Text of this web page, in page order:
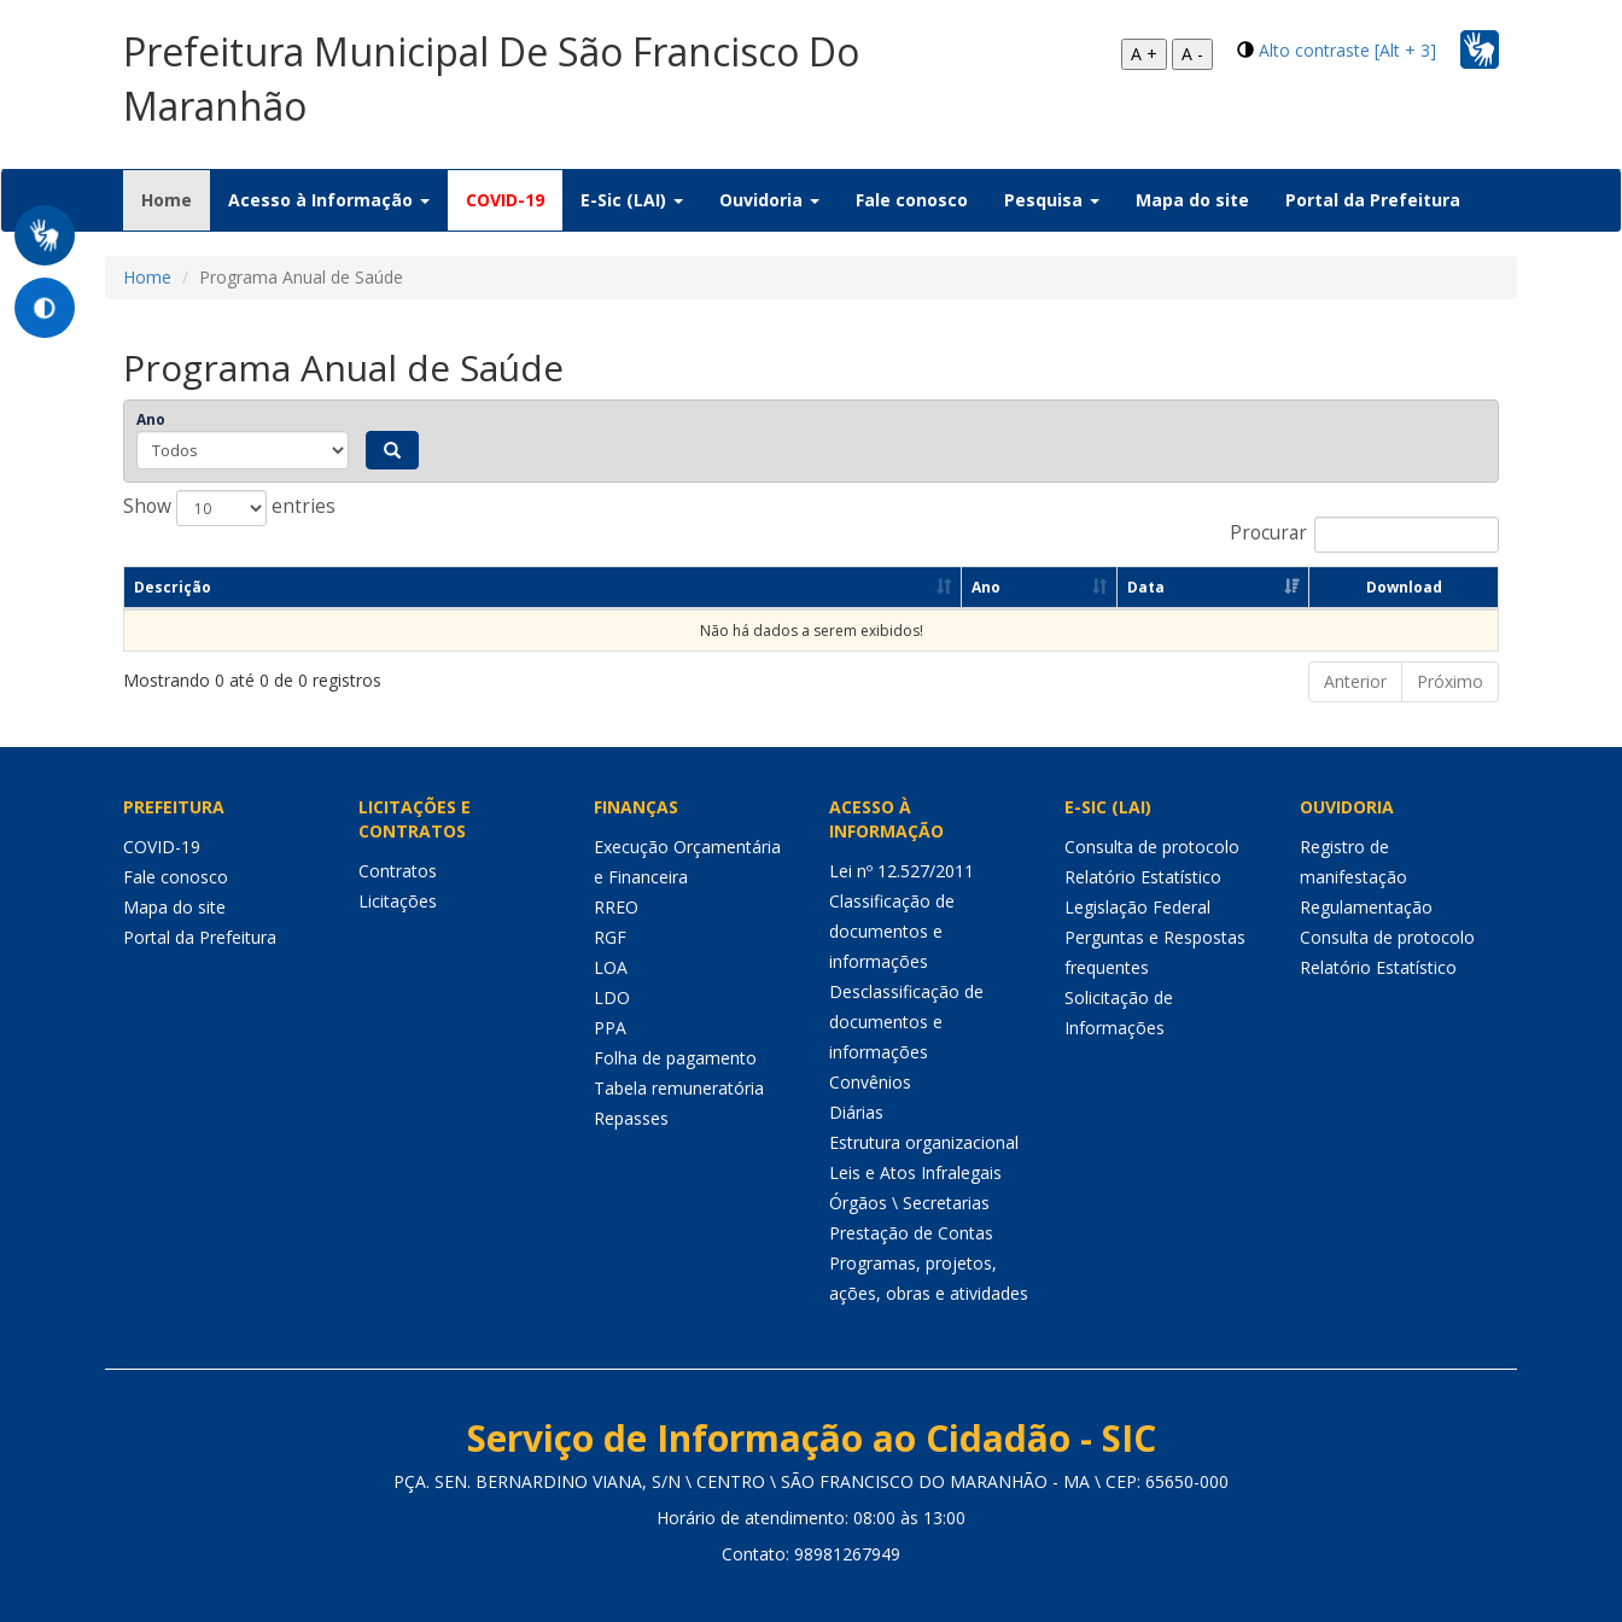
Prefeitura Municipal De São Francisco Do
Maranhão
Alto contraste [Alt + 3]
A + A -
Home (current)
Acesso à Informação COVID-19 E-Sic (LAI) Ouvidoria Fale conosco Pesquisa Mapa do site Portal da Prefeitura
Home Programa Anual de Saúde
Programa Anual de Saúde
Ano
Show
entries
Procurar
Descrição Ano Data Download
Não há dados a serem exibidos!
Mostrando 0 até 0 de 0 registros Anterior Próximo
PREFEITURA
COVID-19
Fale conosco
Mapa do site
Portal da Prefeitura
LICITAÇÕES E
CONTRATOS
Contratos
Licitações
FINANÇAS
Execução Orçamentária
e Financeira
RREO
RGF
LOA
LDO
PPA
Folha de pagamento
Tabela remuneratória
Repasses
ACESSO À
INFORMAÇÃO
Lei nº 12.527/2011
Classificação de
documentos e
informações
Desclassificação de
documentos e
informações
Convênios
Diárias
Estrutura organizacional
Leis e Atos Infralegais
Órgãos \ Secretarias
Prestação de Contas
Programas, projetos,
ações, obras e atividades
E-SIC (LAI)
Consulta de protocolo
Relatório Estatístico
Legislação Federal
Perguntas e Respostas
frequentes
Solicitação de
Informações
OUVIDORIA
Registro de
manifestação
Regulamentação
Consulta de protocolo
Relatório Estatístico
Serviço de Informação ao Cidadão - SIC
PÇA. SEN. BERNARDINO VIANA, S/N \ CENTRO \ SÃO FRANCISCO DO MARANHÃO - MA \ CEP: 65650-000
Horário de atendimento: 08:00 às 13:00
Contato: 98981267949